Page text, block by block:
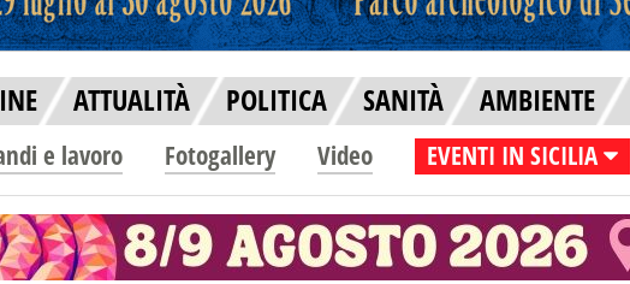
ATTUALITÀ POLITICA SANITÀ AMBIENTE
e lavoro Fotogallery Video EVENTI IN SICILIA